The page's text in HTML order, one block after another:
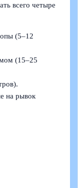
всего четыре
(5–12
(15–25
на рывок